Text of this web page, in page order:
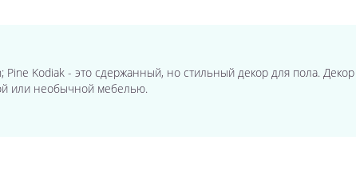
Pine Kodiak - это сдержанный, но стильный декор для пола.
или необычной мебелью.